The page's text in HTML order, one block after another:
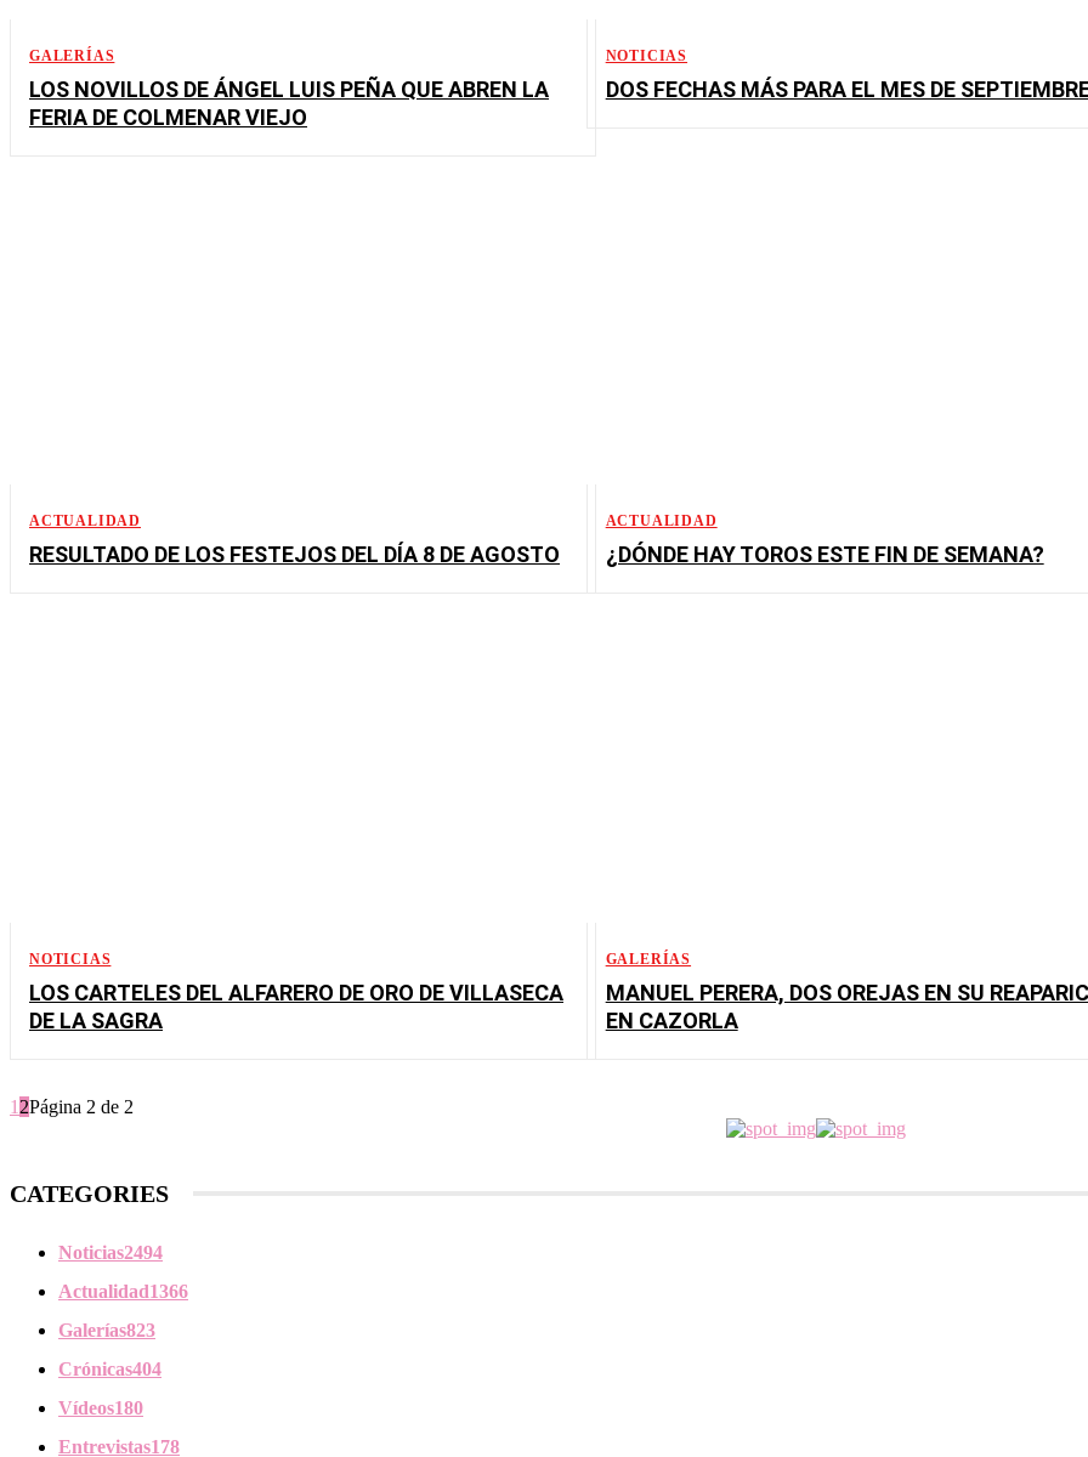
GALERÍAS
LOS NOVILLOS DE ÁNGEL LUIS PEÑA QUE ABREN LA
FERIA DE COLMENAR VIEJO
NOTICIAS
DOS FECHAS MÁS PARA EL MES DE
ACTUALIDAD
RESULTADO DE LOS FESTEJOS DEL DÍA 8 DE AGOSTO
ACTUALIDAD
¿DÓNDE HAY TOROS ESTE FIN DE SEMANA?
NOTICIAS
LOS CARTELES DEL ALFARERO DE ORO DE VILLASECA
DE LA SAGRA
GALERÍAS
MANUEL PERERA, DOS OREJAS EN SU
EN CAZORLA
1 2Página 2 de 2
CATEGORIES
Noticias2494
Actualidad1366
Galerías823
Crónicas404
Vídeos180
Entrevistas178